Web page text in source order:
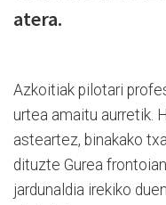
atera.
Azkoitiak pilotari
urtea amaitu aurretik.
asteartez, binakako
dituzte Gurea
jardunaldia irekiko